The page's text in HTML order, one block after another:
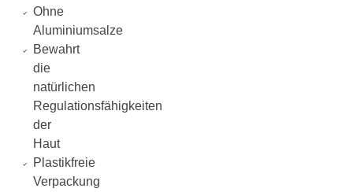
Ohne
Aluminiumsalze
Bewahrt
die
natürlichen
Regulationsfähigkeiten
der
Haut
Plastikfreie
Verpackung